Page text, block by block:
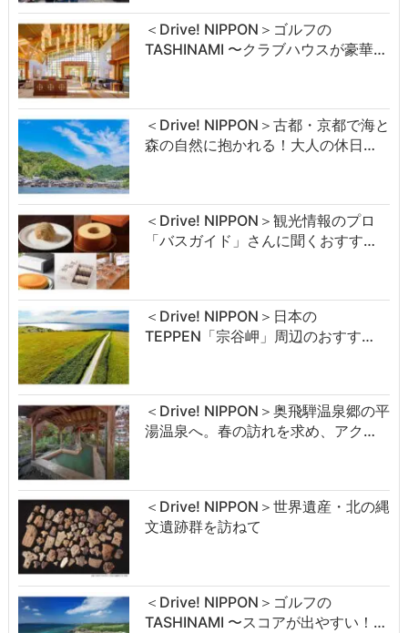
＜Drive! NIPPON＞ゴルフの
TASHINAMI 〜クラブハウスが豪華…
＜Drive! NIPPON＞古都・京都で海と
森の自然に抱かれる！大人の休日…
＜Drive! NIPPON＞観光情報のプロ
「バスガイド」さんに聞くおすす…
＜Drive! NIPPON＞日本の
TEPPEN「宗谷岬」周辺のおすす…
＜Drive! NIPPON＞奥飛騨温泉郷の平
湯温泉へ。春の訪れを求め、アク…
＜Drive! NIPPON＞世界遺産・北の縄
文遺跡群を訪ねて
＜Drive! NIPPON＞ゴルフの
TASHINAMI 〜スコアが出やすい！…